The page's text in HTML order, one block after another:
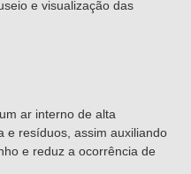
e visualização das
ar interno de alta
e resíduos, assim auxiliando
e reduz a ocorrência de